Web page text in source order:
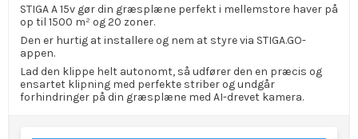
STIGA A 15v gør din græsplæne perfekt i mellemstore haver på
op til 1500 m² og 20 zoner.
Den er hurtig at installere og nem at styre via STIGA.GO-
appen.
Lad den klippe helt autonomt, så udfører den en præcis og
ensartet klipning med perfekte striber og undgår
forhindringer på din græsplæne med AI-drevet kamera.